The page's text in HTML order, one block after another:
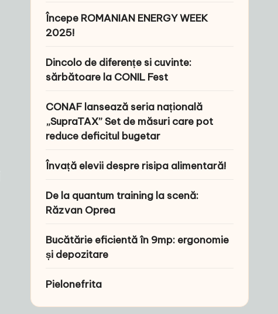
Începe ROMANIAN ENERGY WEEK
2025!
Dincolo de diferențe si cuvinte:
sărbătoare la CONIL Fest
CONAF lansează seria națională
„SupraTAX” Set de măsuri care pot
reduce deficitul bugetar
Învață elevii despre risipa alimentară!
De la quantum training la scenă:
Răzvan Oprea
Bucătărie eficientă în 9mp: ergonomie
și depozitare
Pielonefrita